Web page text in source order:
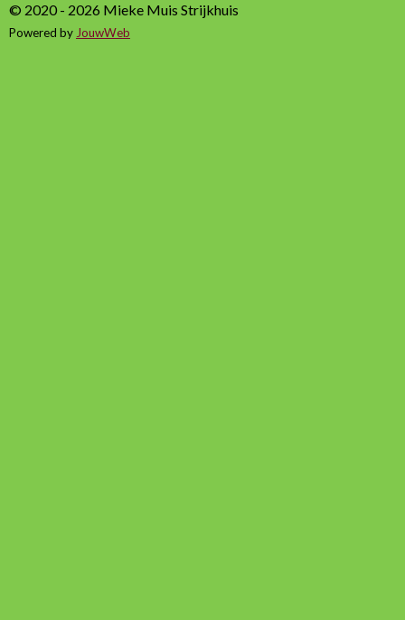
© 2020 - 2026 Mieke Muis Strijkhuis
Powered by JouwWeb